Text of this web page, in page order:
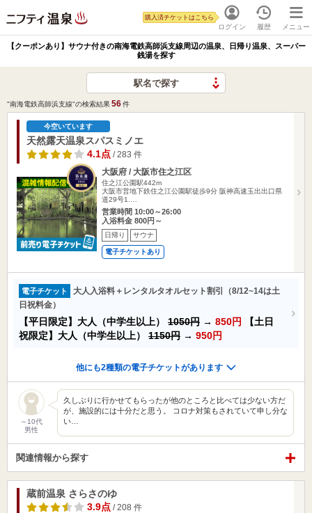
ログイン
購入済チケットはこちら
履歴 メニュー
【クーポンあり】サウナ付きの南海電鉄高師浜支線周辺の温泉、日帰り温泉、スーパー
銭湯を探す
駅名で探す
"南海電鉄高師浜支線"の検索結果56件
今空いています
天然露天温泉スパスミノエ
4.1点 / 283 件
大阪府 / 大阪市住之江区
住之江公園駅442m
大阪市営地下鉄住之江公園駅徒歩9分 阪神高速玉出出口県
道29号1.…
営業時間 10:00～26:00
入浴料金 800円～
日帰り サウナ
電子チケットあり
電子チケット
大人入浴料＋レンタルタオルセット割引（8/12~14は土
日祝料金）
【平日限定】大人（中学生以上） 1050円 → 850円
【土日
祝限定】大人（中学生以上） 1150円 → 950円
他にも2種類の電子チケットがあります
～10代
男性
久しぶりに行かせてもらったが他のところと比べては少ない方だ
が、施設的には十分だと思う。 コロナ対策もされていて申し分な
い…
関連情報から探す
蔵前温泉 さらさのゆ
3.9点 / 208 件